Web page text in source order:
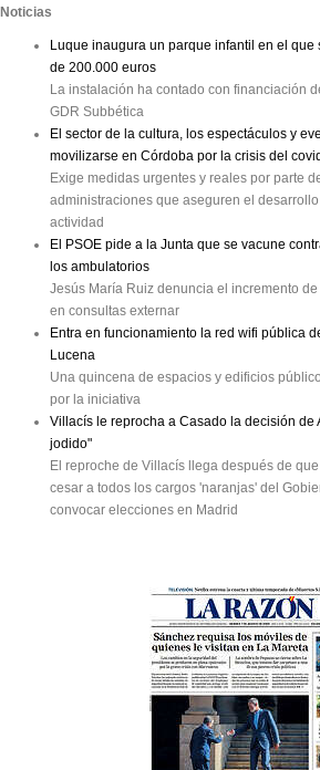
Noticias
Luque inaugura un parque infantil en el que
de 200.000 euros
La instalación ha contado con financiación
GDR Subbética
El sector de la cultura, los espectáculos y
movilizarse en Córdoba por la crisis del covid
Exige medidas urgentes y reales por parte
administraciones que aseguren el
actividad
El PSOE pide a la Junta que se vacune
los ambulatorios
Jesús María Ruiz denuncia el incremento
en consultas externar
Entra en funcionamiento la red wifi pública
Lucena
Una quincena de espacios y edificios
por la iniciativa
Villacís le reprocha a Casado la decisión de
jodido"
El reproche de Villacís llega después de
cesar a todos los cargos 'naranjas' del
convocar elecciones en Madrid